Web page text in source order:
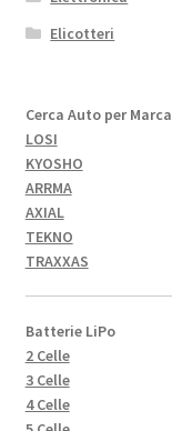
Elicotteri
Cerca Auto per Marca
LOSI
KYOSHO
ARRMA
AXIAL
TEKNO
TRAXXAS
Batterie LiPo
2 Celle
3 Celle
4 Celle